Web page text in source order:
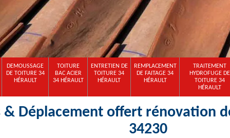
DEMOUSSAGE
DE TOITURE 34
HÉRAULT
TOITURE
BAC ACIER
34 HÉRAULT
ENTRETIEN DE
TOITURE 34
HÉRAULT
REMPLACEMENT
DE FAITAGE 34
HÉRAULT
TRAITEMENT
HYDROFUGE DE
TOITURE 34
HÉRAULT
& Déplacement offert rénovation
34230